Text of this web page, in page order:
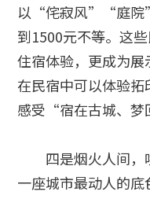
以“侘寂风”“庭院
到1500元不等。这
住宿体验，更成为
在民宿中可以体验拓
感受“宿在古城、梦
四是烟火人间，
一座城市最动人的